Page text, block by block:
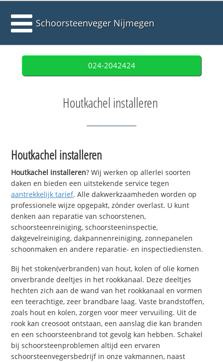
Schoorsteenveger Nijmegen
024-2042424
Houtkachel installeren
Houtkachel installeren
Houtkachel installeren? Wij werken op allerlei soorten
daken en bieden een uitstekende service tegen
aantrekkelijk tarief. Alle dakwerkzaamheden worden op
professionele wijze opgepakt, zónder overlast. U kunt
denken aan reparatie van schoorstenen,
schoorsteenreiniging, schoorsteeninspectie,
dakgevelreiniging, dakpannenreiniging, zonnepanelen
schoonmaken en andere reparatie- en inspectiediensten.
Bij het stoken(verbranden) van hout, kolen of olie komen
onverbrande deeltjes in het rookkanaal. Deze deeltjes
hechten zich aan de wand van het rookkanaal en vormen
een teerachtige, zeer brandbare laag. Vaste brandstoffen,
zoals hout en kolen, zorgen voor meer vervuiling. Uit de
rook kan creosoot ontstaan, een aanslag die kan branden
en een schoorsteenbrand tot gevolg kan hebben. Schakel
bij schoorsteenproblemen altijd een ervaren
schoorsteenvegersbedrijf in onze vakmannen, naast